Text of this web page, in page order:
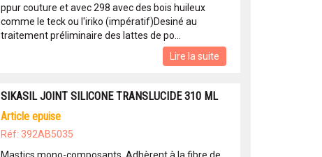
ppur couture et avec 298 avec des bois huileux
comme le teck ou l'iriko (impératif)Desiné au
traitement préliminaire des lattes de po...
Lire la suite
SIKASIL JOINT SILICONE TRANSLUCIDE 310 ML
article epuise
Réf: 392AB5035